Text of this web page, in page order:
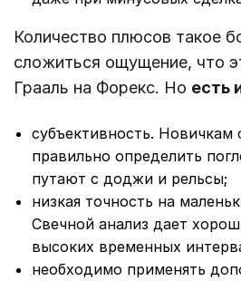
Количество плюсов такое
сложиться ощущение, что
Грааль на Форекс. Но есть
субъективность. Новичкам
правильно определить
путают с доджи и рельсы;
низкая точность на
Свечной анализ дает
высоких временных
необходимо применять